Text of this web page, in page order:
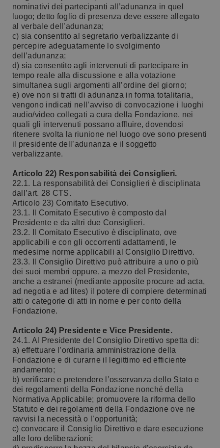
nominativi dei partecipanti all’adunanza in quel
luogo; detto foglio di presenza deve essere allegato
al verbale dell’adunanza;
c) sia consentito al segretario verbalizzante di
percepire adeguatamente lo svolgimento
dell’adunanza;
d) sia consentito agli intervenuti di partecipare in
tempo reale alla discussione e alla votazione
simultanea sugli argomenti all’ordine del giorno;
e) ove non si tratti di adunanza in forma totalitaria,
vengono indicati nell’avviso di convocazione i luoghi
audio/video collegati a cura della Fondazione, nei
quali gli intervenuti possano affluire, dovendosi
ritenere svolta la riunione nel luogo ove sono presenti
il presidente dell’adunanza e il soggetto
verbalizzante.
Articolo 22) Responsabilità dei Consiglieri.
22.1. La responsabilità dei Consiglieri è disciplinata
dall’art. 28 CTS.
Articolo 23) Comitato Esecutivo.
23.1. Il Comitato Esecutivo è composto dal
Presidente e da altri due Consiglieri.
23.2. Il Comitato Esecutivo è disciplinato, ove
applicabili e con gli occorrenti adattamenti, le
medesime norme applicabili al Consiglio Direttivo.
23.3. Il Consiglio Direttivo può attribuire a uno o più
dei suoi membri oppure, a mezzo del Presidente,
anche a estranei (mediante apposite procure ad acta,
ad negotia e ad lites) il potere di compiere determinati
atti o categorie di atti in nome e per conto della
Fondazione.
Articolo 24) Presidente e Vice Presidente.
24.1. Al Presidente del Consiglio Direttivo spetta di:
a) effettuare l’ordinaria amministrazione della
Fondazione e di curarne il legittimo ed efficiente
andamento;
b) verificare e pretendere l’osservanza dello Stato e
dei regolamenti della Fondazione nonché della
Normativa Applicabile; promuovere la riforma dello
Statuto e dei regolamenti della Fondazione ove ne
ravvisi la necessità o l’opportunità;
c) convocare il Consiglio Direttivo e dare esecuzione
alle loro deliberazioni;